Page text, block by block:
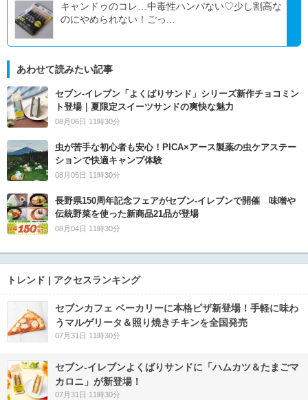
キャンドゥのコレ…中毒性ハンパない♡少し割高な
のにやめられない！ごっ...
あわせて読みたい記事
セブン‐イレブン「よくばりサンド」シリーズ新作チョコミン
ト登場｜夏限定スイーツサンドの爽快な魅力
08月06日 11時30分
虫が苦手な初心者も安心！PICA×アース製薬の虫ケアステー
ションで快適キャンプ体験
08月05日 11時30分
長野県150周年記念フェアがセブン-イレブンで開催 味噌や
伝統野菜を使った新商品21品が登場
08月04日 11時30分
トレンド | アクセスランキング
セブンカフェ ベーカリーに本格ピザ新登場！手軽に味わ
うマルゲリータ＆照り焼きチキンを全国発売
07月31日 11時30分
セブン‐イレブンよくばりサンドに「ハムカツ＆たまごマ
カロニ」が新登場！
07月31日 11時30分